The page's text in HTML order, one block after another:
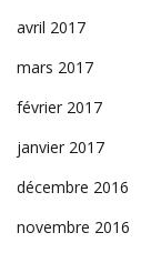
avril 2017
mars 2017
février 2017
janvier 2017
décembre 2016
novembre 2016